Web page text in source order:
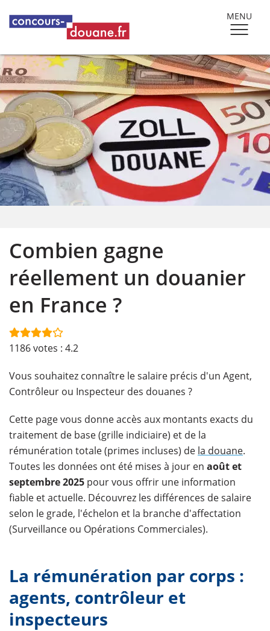
MENU
Combien gagne
réellement un douanier
en France ?
1186votes : 4.2
​Vous souhaitez connaître le salaire précis d'un Agent,
Contrôleur ou Inspecteur des douanes ?
Cette page vous donne accès aux montants exacts du
traitement de base (grille indiciaire) et de la
rémunération totale (primes incluses) de la douane.
Toutes les données ont été mises à jour en août et
septembre 2025 pour vous offrir une information
fiable et actuelle. Découvrez les différences de salaire
selon le grade, l'échelon et la branche d'affectation
(Surveillance ou Opérations Commerciales).
La rémunération par corps :
agents, contrôleur et
inspecteurs